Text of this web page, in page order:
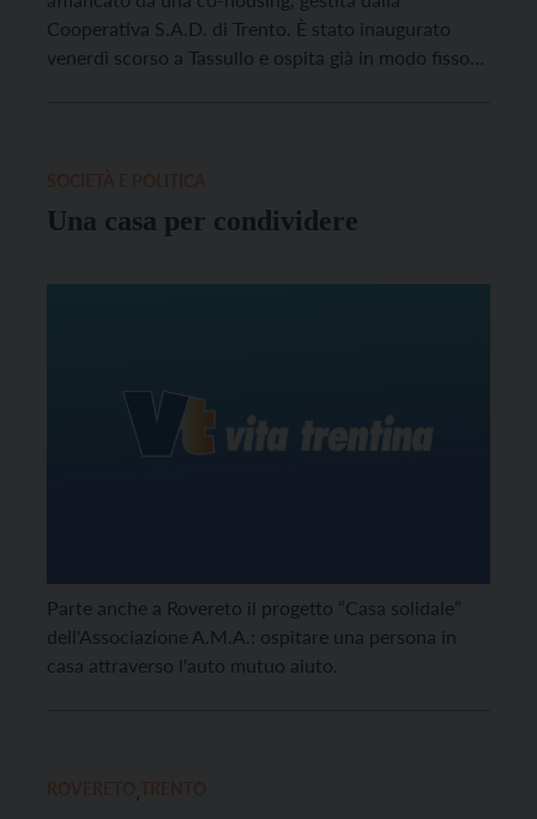
Cooperativa S.A.D. di Trento. È stato inaugurato
venerdì scorso a Tassullo e ospita già in modo fisso
Una casa per condividere
Parte anche a Rovereto il progetto “Casa solidale”
dell'Associazione A.M.A.: ospitare una persona in
casa attraverso l'auto mutuo aiuto.
,